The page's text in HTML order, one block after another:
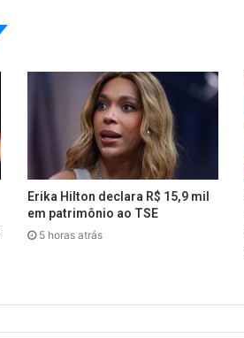
Erika Hilton declara R$ 15,9 mil
em patrimônio ao TSE
5 horas atrás